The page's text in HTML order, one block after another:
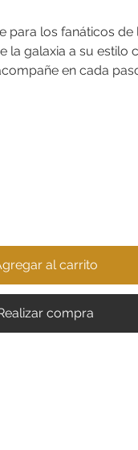
para los fanáticos
la galaxia a su estilo
en cada
al carrito
compra